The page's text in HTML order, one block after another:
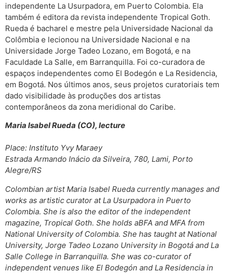
independente La Usurpadora, em Puerto Colombia. Ela
também é editora da revista independente Tropical Goth.
Rueda é bacharel e mestre pela Universidade Nacional da
Colômbia e lecionou na Universidade Nacional e na
Universidade Jorge Tadeo Lozano, em Bogotá, e na
Faculdade La Salle, em Barranquilla. Foi co-curadora de
espaços independentes como El Bodegón e La Residencia,
em Bogotá. Nos últimos anos, seus projetos curatoriais tem
dado visibilidade às produções dos artistas
contemporâneos da zona meridional do Caribe.
Maria Isabel Rueda (CO), lecture
Place: Instituto Yvy Maraey
Estrada Armando Inácio da Silveira, 780, Lami, Porto
Alegre/RS
Colombian artist Maria Isabel Rueda currently manages and
works as artistic curator at La Usurpadora in Puerto
Colombia. She is also the editor of the independent
magazine, Tropical Goth. She holds aBFA and MFA from
National University of Colombia. She has taught at National
University, Jorge Tadeo Lozano University in Bogotá and La
Salle College in Barranquilla. She was co-curator of
independent venues like El Bodegón and La Residencia in